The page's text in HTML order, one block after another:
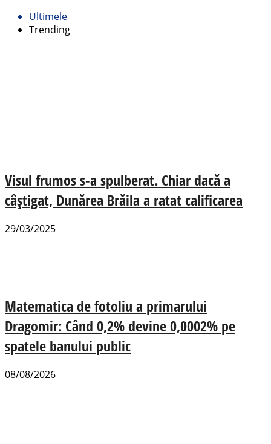
Ultimele
Trending
Visul frumos s-a spulberat. Chiar dacă a
câștigat, Dunărea Brăila a ratat calificarea
29/03/2025
Matematica de fotoliu a primarului
Dragomir: Când 0,2% devine 0,0002% pe
spatele banului public
08/08/2026